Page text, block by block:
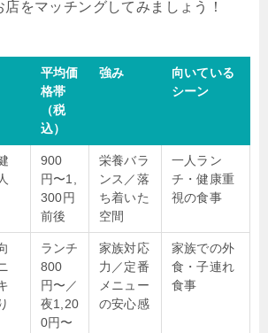
をマッチングしてみましょう！
平均価
格帯
（税
込）
強み
向いている
シーン
900
円〜1,
300円
前後
栄養バラ
ンス／落
ち着いた
空間
一人ラン
チ・健康重
視の食事
ランチ
800
円〜／
夜1,20
0円〜
家族対応
力／定番
メニュー
の安心感
家族での外
食・子連れ
食事